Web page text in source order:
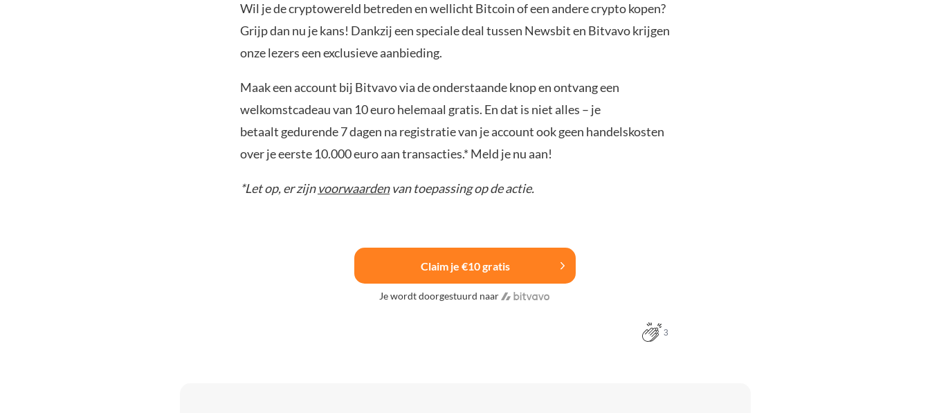
Wil je de cryptowereld betreden en wellicht Bitcoin of een andere crypto kopen?
Grijp dan nu je kans! Dankzij een speciale deal tussen Newsbit en Bitvavo krijgen
onze lezers een exclusieve aanbieding.
Maak een account bij Bitvavo via de onderstaande knop en ontvang een
welkomstcadeau van 10 euro helemaal gratis. En dat is niet alles – je
betaalt gedurende 7 dagen na registratie van je account ook geen handelskosten
over je eerste 10.000 euro aan transacties.* Meld je nu aan!
*Let op, er zijnvoorwaardenvan toepassing op de actie.
Claim je €10 gratis
Je wordt doorgestuurd naar
3